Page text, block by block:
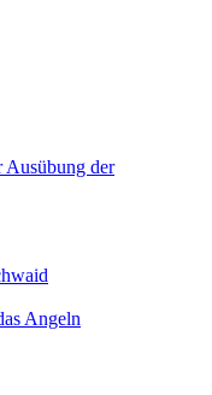
Ausübung der
Angeln